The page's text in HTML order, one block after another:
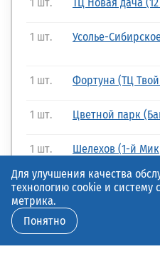
1 шт. Усолье-
1 шт. Фортуна (ТЦ
1 шт. Цветной парк
1 шт. Шелехов (1-й
Для улучшения качества
технологию cookie и систему
метрика.
Понятно